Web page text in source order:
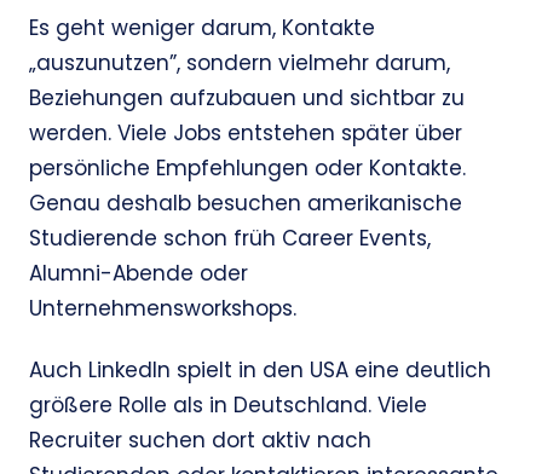
Es geht weniger darum, Kontakte
„auszunutzen”, sondern vielmehr darum,
Beziehungen aufzubauen und sichtbar zu
werden. Viele Jobs entstehen später über
persönliche Empfehlungen oder Kontakte.
Genau deshalb besuchen amerikanische
Studierende schon früh Career Events,
Alumni-Abende oder
Unternehmensworkshops.
Auch LinkedIn spielt in den USA eine deutlich
größere Rolle als in Deutschland. Viele
Recruiter suchen dort aktiv nach